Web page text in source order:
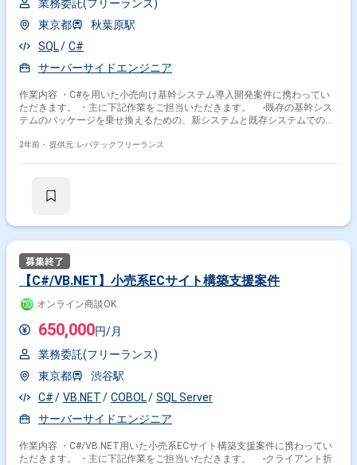
業務委託(フリーランス)
東京都
秋葉原駅
SQL
C#
サーバーサイドエンジニア
作業内容 ・C#を用いた小売向け基幹システム導入開発案件に携わってい
ただきます。 ・主に下記作業をご担当いただきます。 -既存の基幹シス
テムのパッケージを乗せ換えるための、新システムと既存システムでの処
2年前・ 提供元: レバテックフリーランス
【C#/VB.NET】小売系ECサイト構築支援案件
オンライン商談OK
650,000円/月
業務委託(フリーランス)
東京都
渋谷駅
C#
VB.NET COBOL
SQL Server
サーバーサイドエンジニア
作業内容 ・C#/VB.NET用いた小売系ECサイト構築支援案件に携わってい
ただきます。 ・主に下記作業をご担当いただきます。 -クライアント折